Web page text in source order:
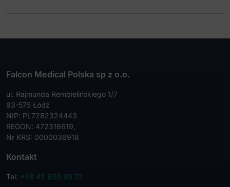
Falcon Medical Polska sp z o.o.
ul. Rajmunda Rembielińskiego 1/7
93-575 Łódź
NIP: PL7282324443
REGON: 472316619,
Nr KRS: 0000036918
Kontakt
Tel: +48 42 630 99 72